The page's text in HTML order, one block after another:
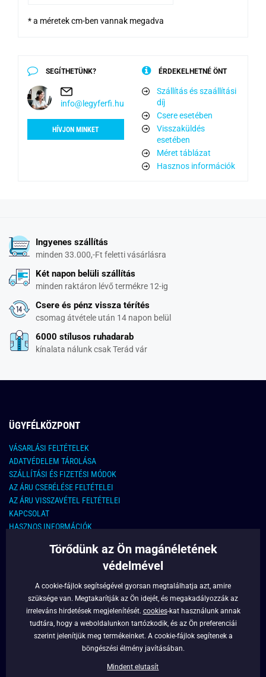
* a méretek cm-ben vannak megadva
SEGÍTHETÜNK?
info@legyferfi.hu
HÍVJON MINKET
ÉRDEKELHETNÉ ÖNT
Szállítás és szaállítási
díj
Csere esetében
Visszaküldés
esetében
Méret táblázat
Hasznos információk
Ingyenes szállítás
minden 33.000,-Ft feletti vásárlásra
Két napon belüli szállítás
minden raktáron lévő termékre 12-ig
Csere és pénz vissza térítés
csomag átvétele után 14 napon belül
6000 stílusos ruhadarab
kínalata nálunk csak Terád vár
ÜGYFÉLKÖZPONT
VÁSARLÁSI FELTÉTELEK
ADATVÉDELEM TÁROLÁSA
SZÁLLÍTÁSI ÉS FIZETÉSI MÓDOK
AZ ÁRU CSERÉLÉSE FELTÉTELEI
AZ ÁRU VISSZAVÉTEL FELTÉTELEI
KAPCSOLAT
HASZNOS INFORMÁCIÓK
KAPCSOLAT
info@legyferfi.hu
FONTOS INFORMÁCIÓK
RÓLUNK
Törődünk az Ön magánéletének
védelmével
A cookie-fájlok segítségével gyorsan megtalálhatja azt, amire
szüksége van. Megtakarítják az Ön idejét, és megakadályozzák az
irreleváns hirdetések megjelenítését. cookies-kat használunk annak
tudtára, hogy a weboldalunkon tartózkodik, és az Ön preferenciái
szerint jelenítjük meg termékeinket. A cookie-fájlok segítenek a
böngészési élmény javításában.
Mindent elutasít